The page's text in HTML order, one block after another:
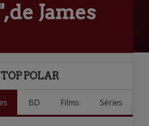
James
POLAR
BD Films Séries